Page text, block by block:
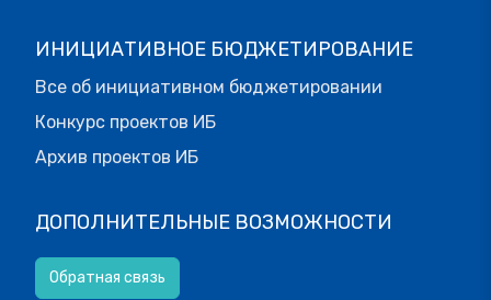
ИНИЦИАТИВНОЕ БЮДЖЕТИРОВАНИЕ
Все об инициативном бюджетировании
Конкурс проектов ИБ
Архив проектов ИБ
ДОПОЛНИТЕЛЬНЫЕ ВОЗМОЖНОСТИ
Обратная связь